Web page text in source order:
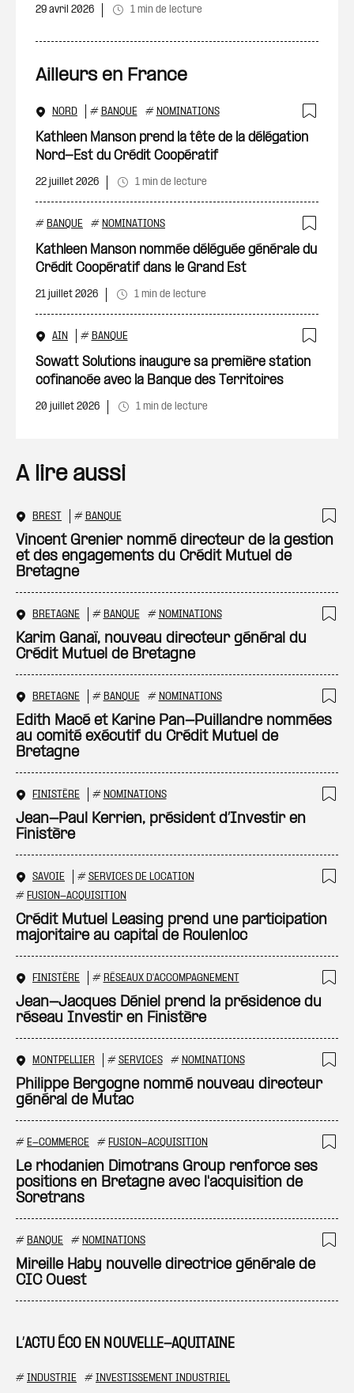
L’ACTU ÉCO EN NOUVELLE-AQUITAINE
# INDUSTRIE # INVESTISSEMENT INDUSTRIEL
29 avril 2026 1 min de lecture
Ailleurs en France
NORD # BANQUE # NOMINATIONS
Kathleen Manson prend la tête de la délégation
Nord-Est du Crédit Coopératif
22 juillet 2026 1 min de lecture
# BANQUE # NOMINATIONS
Kathleen Manson nommée déléguée générale du
Crédit Coopératif dans le Grand Est
21 juillet 2026 1 min de lecture
AIN # BANQUE
Sowatt Solutions inaugure sa première station
cofinancée avec la Banque des Territoires
20 juillet 2026 1 min de lecture
A lire aussi
BREST # BANQUE
Vincent Grenier nommé directeur de la gestion
et des engagements du Crédit Mutuel de
Bretagne
BRETAGNE # BANQUE # NOMINATIONS
Karim Ganaï, nouveau directeur général du
Crédit Mutuel de Bretagne
BRETAGNE # BANQUE # NOMINATIONS
Edith Macé et Karine Pan-Puillandre nommées
au comité exécutif du Crédit Mutuel de
Bretagne
FINISTÈRE # NOMINATIONS
Jean-Paul Kerrien, président d’Investir en
Finistère
SAVOIE # SERVICES DE LOCATION
# FUSION-ACQUISITION
Crédit Mutuel Leasing prend une participation
majoritaire au capital de Roulenloc
FINISTÈRE # RÉSEAUX D'ACCOMPAGNEMENT
Jean-Jacques Déniel prend la présidence du
réseau Investir en Finistère
MONTPELLIER # SERVICES # NOMINATIONS
Philippe Bergogne nommé nouveau directeur
général de Mutac
# E-COMMERCE # FUSION-ACQUISITION
Le rhodanien Dimotrans Group renforce ses
positions en Bretagne avec l'acquisition de
Soretrans
# BANQUE # NOMINATIONS
Mireille Haby nouvelle directrice générale de
CIC Ouest